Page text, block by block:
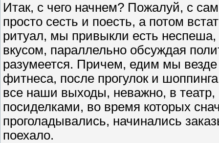
Итак, с чего начнем? Пожалуй, с
просто сесть и поесть, а потом
ритуал, мы привыкли есть неспеша,
вкусом, параллельно обсуждая
разумеется. Причем, едим мы
фитнеса, после прогулок и
все наши выходы, неважно, в
посиделками, во время которых
проголадывались, начинались
поехало.